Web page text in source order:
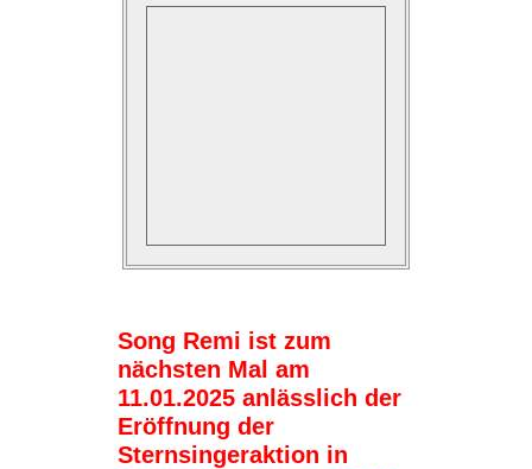
Song Remi ist zum
nächsten Mal am
11.01.2025 anlässlich der
Eröffnung der
Sternsingeraktion in